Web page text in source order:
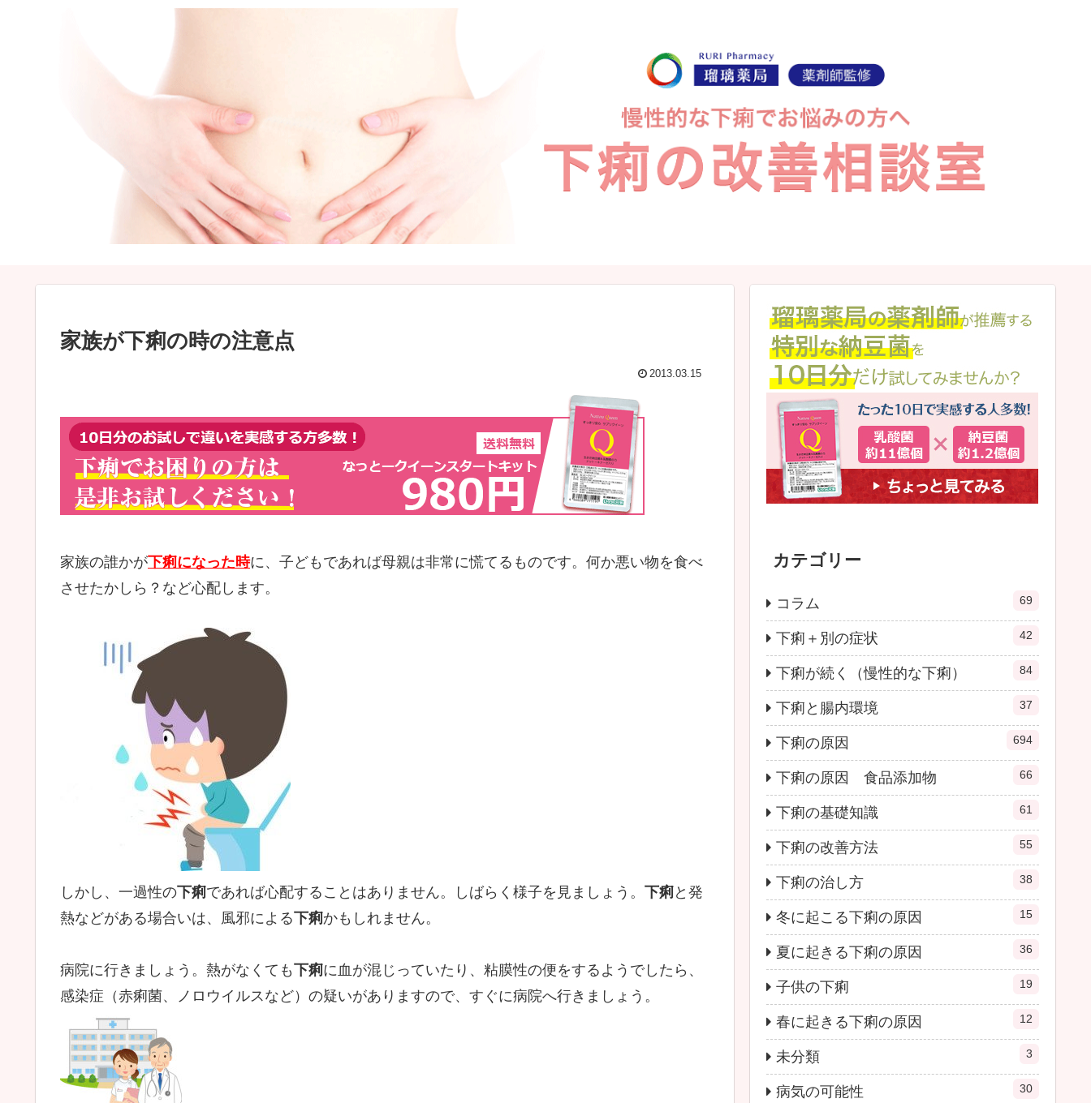
家族が下痢の時の注意点
2013.03.15
家族の誰かが下痢になった時に、子どもであれば母親は非常に慌てるものです。何か悪い物を食べ
させたかしら？など心配します。
しかし、一過性の下痢であれば心配することはありません。しばらく様子を見ましょう。 下痢と発
熱などがある場合いは、風邪による下痢かもしれません。
病院に行きましょう。熱がなくても下痢に血が混じっていたり、粘膜性の便をするようでしたら、
感染症（赤痢菌、ノロウイルスなど）の疑いがありますので、すぐに病院へ行きましょう。
カテゴリー
コラム 69
下痢＋別の症状 42
下痢が続く（慢性的な下痢） 84
下痢と腸内環境 37
下痢の原因 694
下痢の原因 食品添加物 66
下痢の基礎知識 61
下痢の改善方法 55
下痢の治し方 38
冬に起こる下痢の原因 15
夏に起きる下痢の原因 36
子供の下痢 19
春に起きる下痢の原因 12
未分類 3
病気の可能性 30